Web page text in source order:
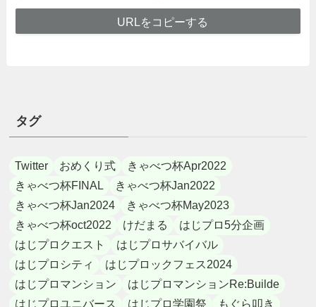
URLをコピーする
タグ
Twitter おめくり式
きゃべつ杯Apr2022
きゃべつ杯FINAL
きゃべつ杯Jan2022
きゃべつ杯Jan2024
きゃべつ杯May2023
きゃべつ杯oct2022
けだまる
はじプロ5分企画
はじプロクエスト
はじプロサバイバル
はじプロシティ
はじプロックフェス2024
はじプロマンション
はじプロマンションRe:Builde
はじプロユニバース
はじプロ学園祭
もぐら叩き